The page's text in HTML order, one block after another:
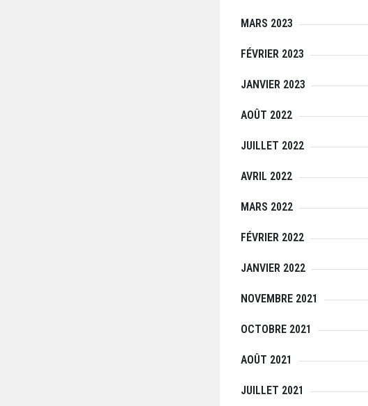
MARS 2023
FÉVRIER 2023
JANVIER 2023
AOÛT 2022
JUILLET 2022
AVRIL 2022
MARS 2022
FÉVRIER 2022
JANVIER 2022
NOVEMBRE 2021
OCTOBRE 2021
AOÛT 2021
JUILLET 2021